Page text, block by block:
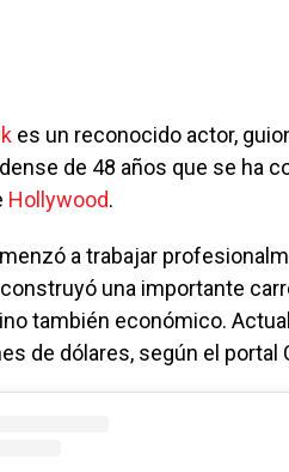
es un reconocido actor,
de 48 años que se ha
Hollywood.
a trabajar
una importante
también económico.
de dólares, según el portal